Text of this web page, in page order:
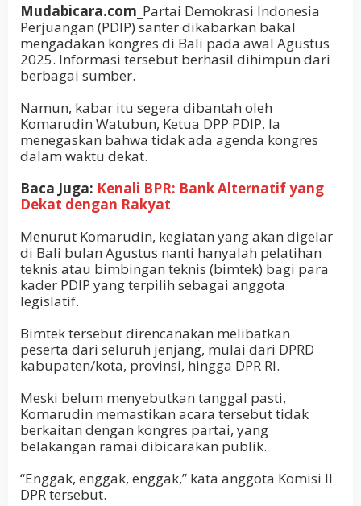
Mudabicara.com_ Partai Demokrasi Indonesia
Perjuangan (PDIP) santer dikabarkan bakal
mengadakan kongres di Bali pada awal Agustus
2025. Informasi tersebut berhasil dihimpun dari
berbagai sumber.
Namun, kabar itu segera dibantah oleh
Komarudin Watubun, Ketua DPP PDIP. Ia
menegaskan bahwa tidak ada agenda kongres
dalam waktu dekat.
Baca Juga: Kenali BPR: Bank Alternatif yang
Dekat dengan Rakyat
Menurut Komarudin, kegiatan yang akan digelar
di Bali bulan Agustus nanti hanyalah pelatihan
teknis atau bimbingan teknis (bimtek) bagi para
kader PDIP yang terpilih sebagai anggota
legislatif.
Bimtek tersebut direncanakan melibatkan
peserta dari seluruh jenjang, mulai dari DPRD
kabupaten/kota, provinsi, hingga DPR RI.
Meski belum menyebutkan tanggal pasti,
Komarudin memastikan acara tersebut tidak
berkaitan dengan kongres partai, yang
belakangan ramai dibicarakan publik.
“Enggak, enggak, enggak,” kata anggota Komisi II
DPR tersebut.